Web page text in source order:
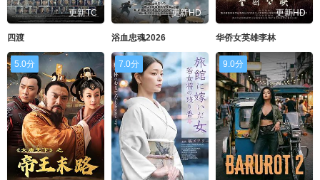
更新TC
四渡
更新HD
浴血忠魂2026
更新HD
华侨女英雄李林
5.0分 7.0分 9.0分